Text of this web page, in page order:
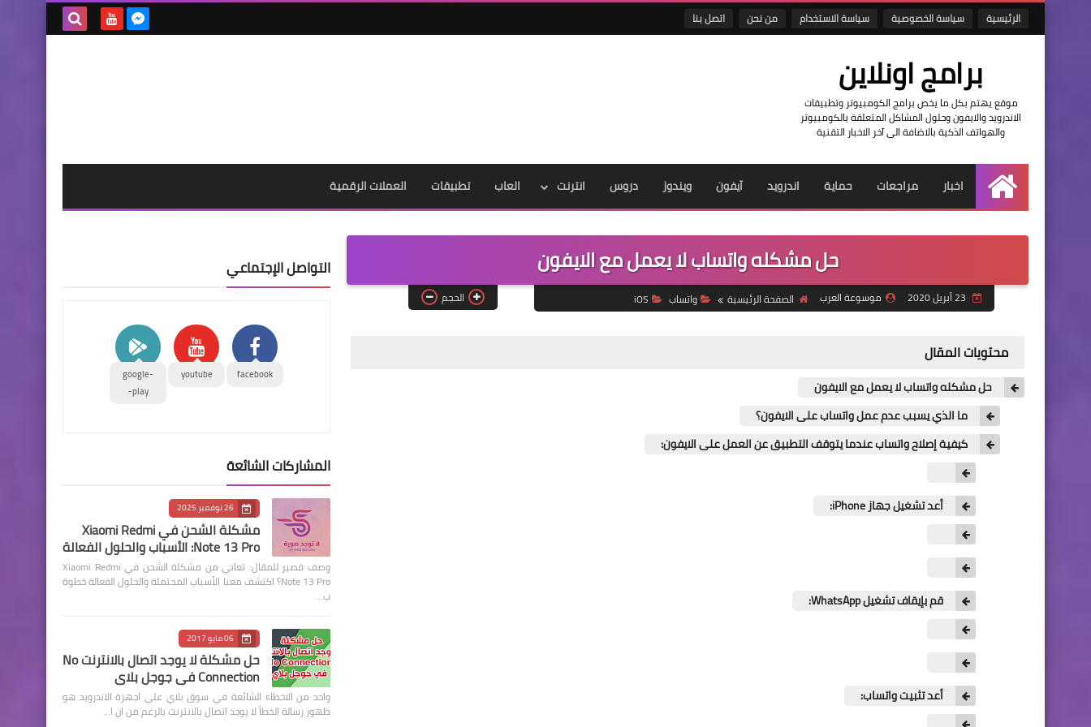
الرئيسية سياسة الخصوصية سياسة الاستخدام من نحن اتصل بنا
برامج اونلاين
موقع يهتم بكل ما يخص برامج الكومبيوتر وتطبيقات
الاندرويد والايفون وحلول المشاكل المتعلقة بالكومبيوتر
والهواتف الذكية بالاضافة الى آخر الاخبار التقنية
الرئيسية
اخبار مراجعات حماية اندرويد آيفون ويندوز دروس انترنت العاب تطبيقات العملات الرقمية
حل مشكله واتساب لا يعمل مع الايفون
موسوعة العرب الصفحة الرئيسية واتساب iOS الحجم
محتويات المقال
حل مشكله واتساب لا يعمل مع الايفون
ما الذي يسبب عدم عمل واتساب على الايفون؟
كيفية إصلاح واتساب عندما يتوقف التطبيق عن العمل على الايفون:
أعد تشغيل جهاز iPhone:
قم بإيقاف تشغيل WhatsApp:
أعد تثبيت واتساب:
التواصل الإجتماعي
facebook
youtube
google-
play-
المشاركات الشائعة
26 نوفمبر 2025
مشكلة الشحن في Xiaomi Redmi
Note 13 Pro: الأسباب والحلول الفعالة
وصف قصير للمقال: تعاني من مشكلة الشحن في Xiaomi Redmi
Note 13 Pro؟ اكتشف معنا الأسباب المحتملة والحلول الفعالة خطوة
ب…
06 مايو 2017
حل مشكلة لا يوجد اتصال بالانترنت No
Connection في جوجل بلاي
واحد من الاخطاء الشائعة في سوق بلاي على اجهزة الاندرويد هو
ظهور رسالة الخطأ لا يوجد اتصال بالانترنت بالرغم من ان ا…